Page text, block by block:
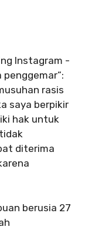
Instagram -
penggemar”:
rasis
saya berpikir
hak untuk
diterima
berusia 27